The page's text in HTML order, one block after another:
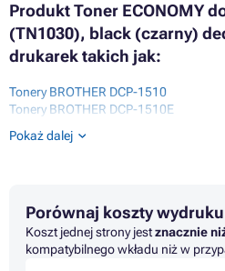
Produkt Toner ECONOMY
(TN1030), black (czarny)
drukarek takich jak:
Tonery BROTHER DCP-1510
Tonery BROTHER DCP-1510E
Tonery BROTHER DCP-1512E
Tonery BROTHER DCP-1610
Tonery BROTHER HL-1110
Tonery BROTHER HL-1110E
Tonery BROTHER HL-1110R
Pokaż dalej
Porównaj koszty wydruku
Koszt jednej strony jestznacznie
kompatybilnego wkładu niż w